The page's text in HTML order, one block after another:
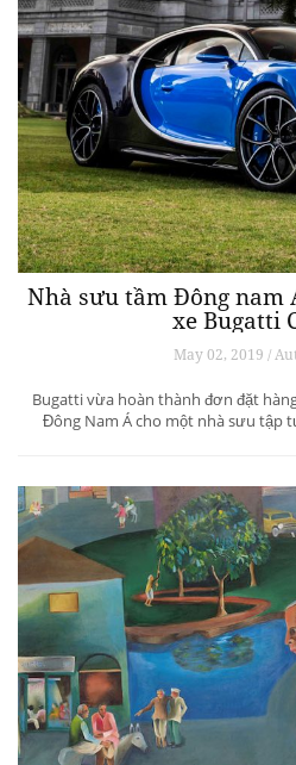
Nhà sưu tầm Đông nam
xe Bugatti
May 02, 2019 /
Bugatti vừa hoàn thành đơn đặt
Đông Nam Á cho một nhà sưu tập